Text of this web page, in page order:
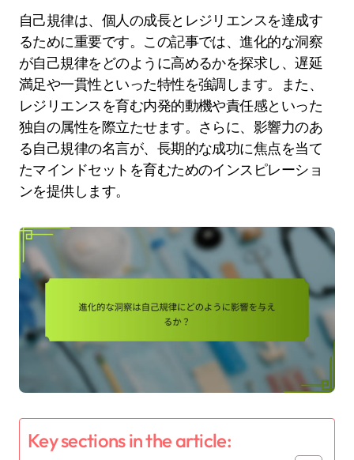
自己規律は、個人の成長とレジリエンスを達成す
るために重要です。この記事では、進化的な洞察
が自己規律をどのように高めるかを探求し、遅延
満足や一貫性といった特性を強調します。また、
レジリエンスを育む内発的動機や責任感といった
独自の属性を際立たせます。さらに、影響力のあ
る自己規律の名言が、長期的な成功に焦点を当て
たマインドセットを育むためのインスピレーショ
ンを提供します。
Key sections in the article: